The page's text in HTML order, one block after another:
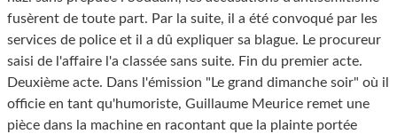
fusèrent de toute part. Par la suite, il a été convoqué par les
services de police et il a dû expliquer sa blague. Le procureur
saisi de l'affaire l'a classée sans suite. Fin du premier acte.
Deuxième acte. Dans l'émission "Le grand dimanche soir" où il
officie en tant qu'humoriste, Guillaume Meurice remet une
pièce dans la machine en racontant que la plainte portée